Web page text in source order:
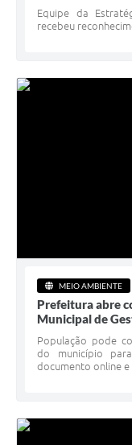
Equipe da
recebeu
MEIO AMBIENTE
Prefeitura abre
Municipal de
População pode
do município
documento online e